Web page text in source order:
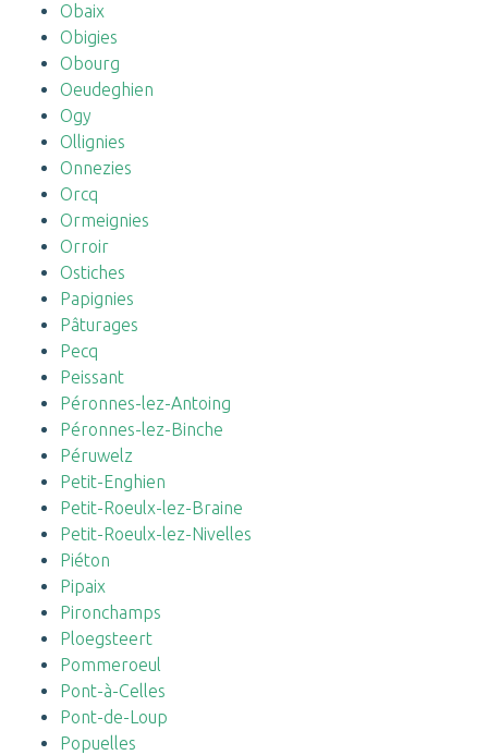
Obaix
Obigies
Obourg
Oeudeghien
Ogy
Ollignies
Onnezies
Orcq
Ormeignies
Orroir
Ostiches
Papignies
Pâturages
Pecq
Peissant
Péronnes-lez-Antoing
Péronnes-lez-Binche
Péruwelz
Petit-Enghien
Petit-Roeulx-lez-Braine
Petit-Roeulx-lez-Nivelles
Piéton
Pipaix
Pironchamps
Ploegsteert
Pommeroeul
Pont-à-Celles
Pont-de-Loup
Popuelles